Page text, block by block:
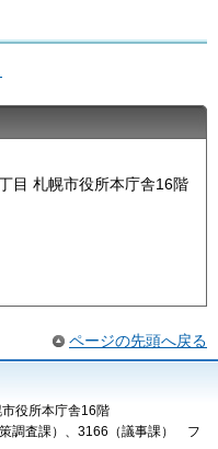
目 札幌市役所本庁舎16階
ページの先頭へ戻る
役所本庁舎16階
策調査課）、3166（議事課） フ